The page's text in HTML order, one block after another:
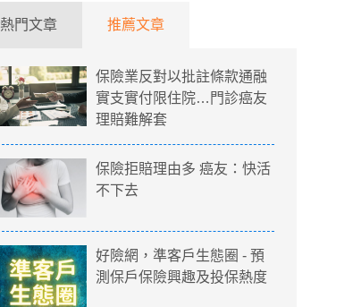
熱門文章 推薦文章
保險業反對以批註條款通融
實支實付限住院…門診癌友
理賠難解套
保險拒賠理由多 癌友：快活
不下去
好險網，準客戶生態圈 - 預
測保戶保險興趣及投保熱度